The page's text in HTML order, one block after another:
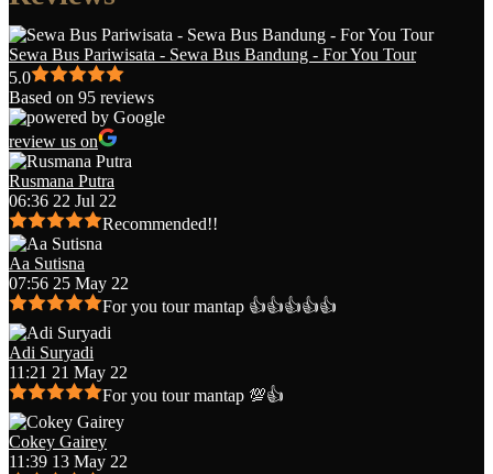
Sewa Bus Pariwisata - Sewa Bus Bandung - For You Tour
5.0
Based on 95 reviews
review us on
Rusmana Putra
06:36 22 Jul 22
Recommended!!
Aa Sutisna
07:56 25 May 22
For you tour mantap 👍👍👍👍👍
Adi Suryadi
11:21 21 May 22
For you tour mantap 💯👍
Cokey Gairey
11:39 13 May 22